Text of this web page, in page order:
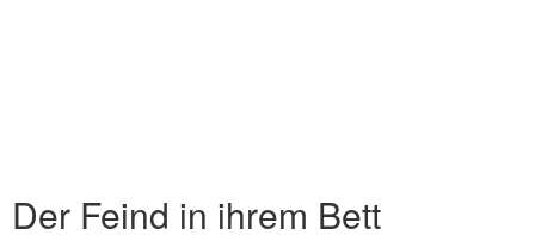
Der Feind in ihrem Bett